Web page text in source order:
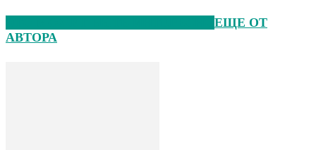
ЕЩЕ ОТ
АВТОРА